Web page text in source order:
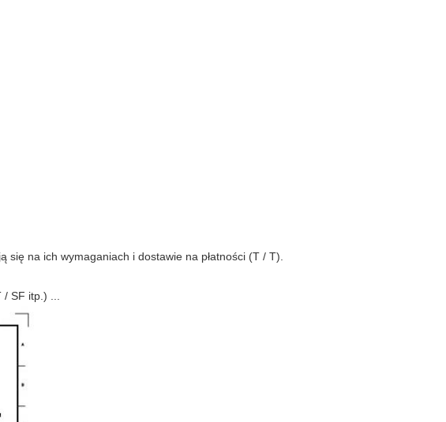
na ich wymaganiach i dostawie na płatności (T / T).
SF itp.) ...